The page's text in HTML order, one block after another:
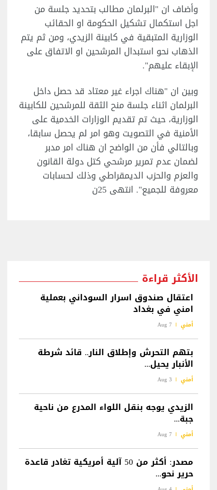
وأضاف ان "البرلمان مطالب بتحديد جلسة من
اجل استكمال تشكيل الحكومة او الحقائب
الوزارية المتبقية في كابينة الزيدي، ومن ثم يتم
الذهاب نحو استبدال المرشحين او الاتفاق على
الإبقاء عليهم".
وبين ان "هناك اجراء غير معتاد قد حصل داخل
البرلمان اثناء جلسة منح الثقة للمرشحين للكابينة
الوزارية، حيث تم تقديم الوزارات الخدمية على
الأمنية في التصويت وهو امر لم يحصل سابقا،
وبالتالي فأن من الواضح ان هناك امر مدبر
لضمان عدم تمرير مرشحي كتل دولة القانون
والعزم والحزب الديمقراطي وذلك لحسابات
معروفة للجميع". انتهى 25ن
الأكثر قراءة
اعتقال صندوق اسرار السوداني بعملية
امني في بغداد
أمني 7 Aug
بتهم التحرش وإطلاق النار.. قائد شرطة
الأنبار يحيل...
أمني 3 Aug
الزيدي يوجه بنقل اللواء المدرع من ناحية
جبة...
أمني 7 Aug
مصدر: أكثر من 50 آلية أمريكية تغادر قاعدة
حرير نحو...